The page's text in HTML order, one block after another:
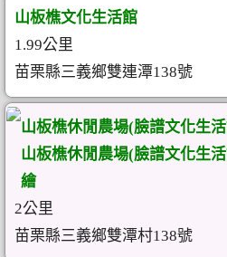
山板樵文化生活館
1.99公里
苗栗縣三義鄉雙連潭138號
山板樵休閒農場(臉譜文化生
山板樵休閒農場(臉譜文化生
繪
2公里
苗栗縣三義鄉雙潭村138號